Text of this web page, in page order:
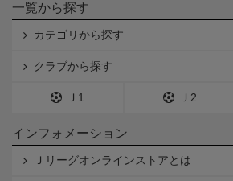
一覧から探す
カテゴリから探す
クラブから探す
Ｊ1 Ｊ2
インフォメーション
Ｊリーグオンラインストアとは